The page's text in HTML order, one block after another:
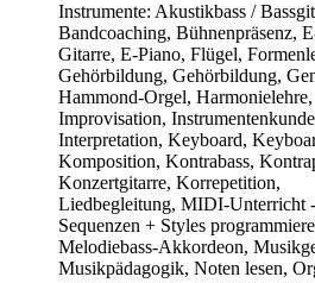
Instrumente: Akustikbass /
Bandcoaching, Bühnenpräsenz,
Gitarre, E-Piano, Flügel,
Gehörbildung, Gehörbildung,
Hammond-Orgel, Harmonielehre,
Improvisation,
Interpretation, Keyboard,
Komposition, Kontrabass,
Konzertgitarre, Korrepetition,
Liedbegleitung, MIDI-Unterricht
Sequenzen + Styles
Melodiebass-Akkordeon,
Musikpädagogik, Noten lesen,